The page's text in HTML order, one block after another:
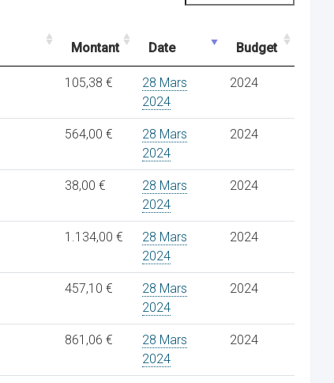
Montant Date Budget
105,38 €
28 Mars
2024
2024
564,00 €
28 Mars
2024
2024
38,00 €
28 Mars
2024
2024
1.134,00 €
28 Mars
2024
2024
457,10 €
28 Mars
2024
2024
861,06 €
28 Mars
2024
2024